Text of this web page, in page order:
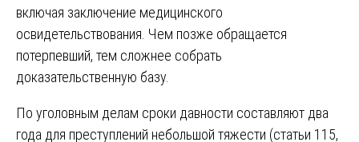
включая заключение медицинского
освидетельствования. Чем позже обращается
потерпевший, тем сложнее собрать
доказательственную базу.
По уголовным делам сроки давности составляют два
года для преступлений небольшой тяжести (статьи 115,